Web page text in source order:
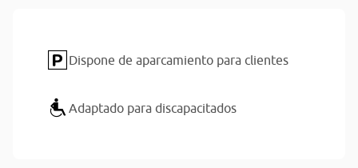
Dispone de aparcamiento para clientes
Adaptado para discapacitados